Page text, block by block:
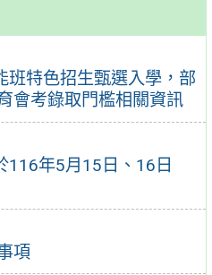
班特色招生甄選入學，部
會考錄取門檻相關資訊
116年5月15日、16日
項